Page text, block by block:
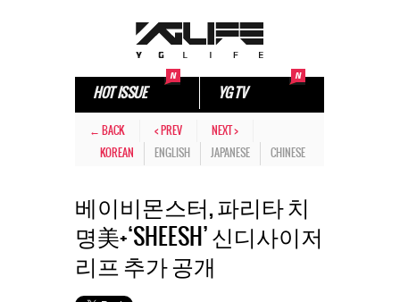
HOT ISSUE YG TV
← BACK < PREV
NEXT >
KOREAN
ENGLISH JAPANESE CHINESE
베이비몬스터, 파리타 치
명美+‘SHEESH’ 신디사이저
리프 추가 공개